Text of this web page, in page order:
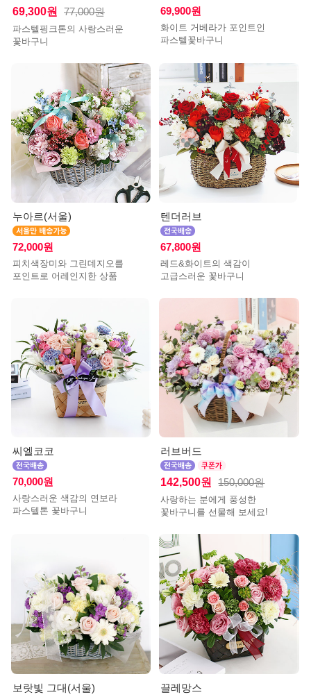
69,300원 77,000원
파스텔핑크톤의 사랑스러운
꽃바구니
69,900원
화이트 거베라가 포인트인
파스텔꽃바구니
누아르(서울)
72,000원
피치색장미와 그린데지오를
포인트로 어레인지한 상품
텐더러브
67,800원
레드&화이트의 색감이
고급스러운 꽃바구니
씨엘코코
70,000원
사랑스러운 색감의 연보라
파스텔톤 꽃바구니
러브버드
142,500원 150,000원
사랑하는 분에게 풍성한
꽃바구니를 선물해 보세요!
보랏빛 그대(서울) 끌레망스